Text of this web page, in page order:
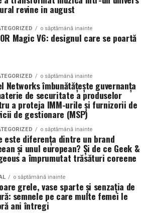
speciale din Maramureș,
organizatorică cu capacitatea de
eveniment într-o amintire
si poate oferi un look
o alegere gresita poate strica
restul masinii este bine realizat.
vizual la show-uri auto
din Cluj, anvelopele nu sunt doar
ci si elemente vizuale. Publicul
adesea detalii precum modul in
distanta fata de caroserie si
ansamblului roata-janta.
cu dimensiuni corecte si uzura
la imaginea profesionala a unei
multe cazuri, acestea completeaza
conceptul ales de proprietar, fie ca
stil elegant, sportiv sau minimalist.
revine in august
o săptămână inainte
Magic V6: designul care se poartă
o săptămână inainte
Networks îmbunătățește guvernanța
de securitate a produselor
a proteja IMM-urile și furnizorii de
de gestionare (MSP)
o săptămână inainte
este diferența dintre un brand
și unul european? Și de ce Geek &
a împrumutat trăsături coreene
o săptămână inainte
grele, vase sparte și senzația de
semnele pe care multe femei le
ani întregi